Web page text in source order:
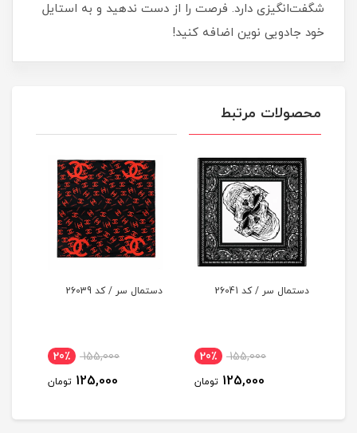
شگفت‌انگیزی دارد. فرصت را از دست ندهید و به استایل
خود جادویی نوین اضافه کنید!
محصولات مرتبط
دستمال سر / کد 26041
155,000 20٪
125,000 تومان
دستمال سر / کد 26039
155,000 20٪
125,000 تومان